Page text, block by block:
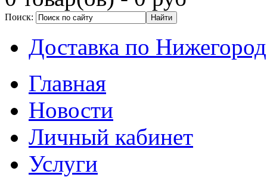
Поиск:
Доставка по
Главная
Новости
Личный кабинет
Услуги